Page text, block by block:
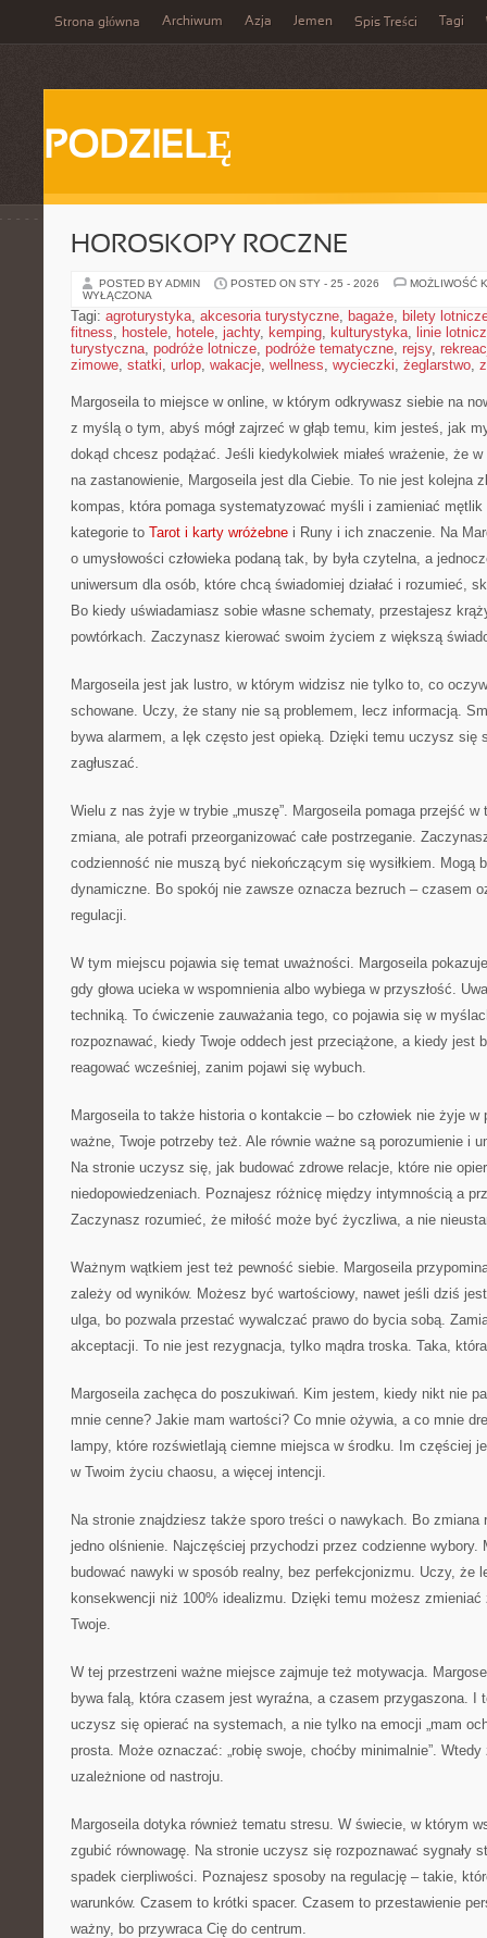
Strona główna Archiwum Azja Jemen Spis Treści Tagi
PODZIELĘ
HOROSKOPY ROCZNE
POSTED BY ADMIN POSTED ON STY - 25 - 2026
MOŻLIWOŚĆ
WYŁĄCZONA
Tagi: agroturystyka, akcesoria turystyczne, bagaże, bilety
fitness, hostele, hotele, jachty, kemping, kulturystyka, linie
turystyczna, podróże lotnicze, podróże tematyczne, rejsy,
zimowe, statki, urlop, wakacje, wellness, wycieczki, żeglarstwo,
Margoseila to miejsce w online, w którym odkrywasz siebie na
z myślą o tym, abyś mógł zajrzeć w głąb temu, kim jesteś, jak
dokąd chcesz podążać. Jeśli kiedykolwiek miałeś wrażenie, że
na zastanowienie, Margoseila jest dla Ciebie. To nie jest kolejna
kompas, która pomaga systematyzować myśli i zamieniać
kategorie to Tarot i karty wróżebne i Runy i ich znaczenie. Na
o umysłowości człowieka podaną tak, by była czytelna, a
uniwersum dla osób, które chcą świadomiej działać i rozumieć,
Bo kiedy uświadamiasz sobie własne schematy, przestajesz
powtórkach. Zaczynasz kierować swoim życiem z większą
Margoseila jest jak lustro, w którym widzisz nie tylko to, co
schowane. Uczy, że stany nie są problemem, lecz informacją.
bywa alarmem, a lęk często jest opieką. Dzięki temu uczysz się
zagłuszać.
Wielu z nas żyje w trybie „muszę”. Margoseila pomaga przejść w
zmiana, ale potrafi przeorganizować całe postrzeganie.
codzienność nie muszą być niekończącym się wysiłkiem. Mogą
dynamiczne. Bo spokój nie zawsze oznacza bezruch – czasem
regulacji.
W tym miejscu pojawia się temat uważności. Margoseila
gdy głowa ucieka w wspomnienia albo wybiega w przyszłość.
techniką. To ćwiczenie zauważania tego, co pojawia się w
rozpoznawać, kiedy Twoje oddech jest przeciążone, a kiedy jest
reagować wcześniej, zanim pojawi się wybuch.
Margoseila to także historia o kontakcie – bo człowiek nie żyje w
ważne, Twoje potrzeby też. Ale równie ważne są porozumienie i
Na stronie uczysz się, jak budować zdrowe relacje, które nie
niedopowiedzeniach. Poznajesz różnicę między intymnością a
Zaczynasz rozumieć, że miłość może być życzliwa, a nie
Ważnym wątkiem jest też pewność siebie. Margoseila
zależy od wyników. Możesz być wartościowy, nawet jeśli dziś
ulga, bo pozwala przestać wywalczać prawo do bycia sobą.
akceptacji. To nie jest rezygnacja, tylko mądra troska. Taka,
Margoseila zachęca do poszukiwań. Kim jestem, kiedy nikt nie
mnie cenne? Jakie mam wartości? Co mnie ożywia, a co mnie
lampy, które rozświetlają ciemne miejsca w środku. Im częściej
w Twoim życiu chaosu, a więcej intencji.
Na stronie znajdziesz także sporo treści o nawykach. Bo zmiana
jedno olśnienie. Najczęściej przychodzi przez codzienne wybory.
budować nawyki w sposób realny, bez perfekcjonizmu. Uczy, że
konsekwencji niż 100% idealizmu. Dzięki temu możesz
Twoje.
W tej przestrzeni ważne miejsce zajmuje też motywacja.
bywa falą, która czasem jest wyraźna, a czasem przygaszona. I
uczysz się opierać na systemach, a nie tylko na emocji „mam
prosta. Może oznaczać: „robię swoje, choćby minimalnie”.
uzależnione od nastroju.
Margoseila dotyka również tematu stresu. W świecie, w którym
zgubić równowagę. Na stronie uczysz się rozpoznawać sygnały
spadek cierpliwości. Poznajesz sposoby na regulację – takie,
warunków. Czasem to krótki spacer. Czasem to przestawienie
ważny, bo przywraca Cię do centrum.